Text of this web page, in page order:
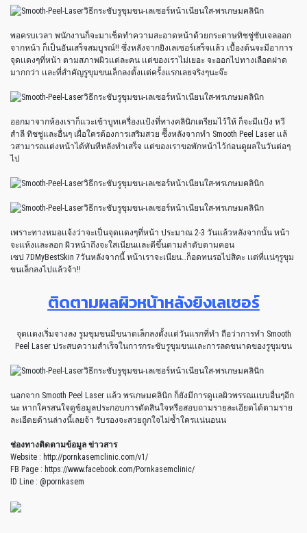
พอครบเวลา พนักงานก็จะมาเช็ดทำความสะอาดหน้าด้วยกระดาษทิชชู่ซับเจลออก
จากหน้า ก็เป็นอันเสร็จสมบูรณ์!! ซึ่งหลังจากยิงเลเซอร์เสร็จเเล้ว เบื้องต้นจะมีอาการ
จุดเเดงๆที่หน้า ตามสภาพผิวเเต่ละคน เเต่ของเราไม่เยอะ จะออกไปทางเลือดฝาด
มากกว่า เเละที่สำคัญรูขุมขนเล็กลงตั้งเเต่ครั้งเเรกเลยจริงๆนะจ๊ะ
ออกมาจากห้องเราก็เเวะเข้าบูทเครื่องเเป้งที่ทางคลินิกเตรียมไว้ให้ ก็จะมีเเป้ง หวี
สำลี ทิชชู่เเละอื่นๆ เผื่อใครต้องการเสริมสวย ซึีงหลังจากทำ Smooth Peel Laser เเล้
วสามารถเเต่งหน้าได้ทันทีหลังทำเสร็จ เเต่ของเราขอพักหน้าไว้ก่อนดูผลในวันต่อๆ
ไป
เพราะทางหมอเเจ้งว่าจะเป็นจุดเเดงๆที่หน้า ประมาณ 2-3 วันเเล้วหลังจากนั้น หน้า
จะเเห้งเเละลอก ผิวหน้าถึงจะใสเนียนเเละดีขึ้นตามลำดับตามคอน
เซป 7DMyBestSkin 7วันหลังจากนี้ หน้าเราจะเนียน…ก็อดทนรอไปสิคะ เเต่ที่เเน่ๆรูขุม
ขนเล็กลงไปเเล้วจ้า!!
ติดตามผลผิวหน้าหลังยิงเลเซอร์
จุดเเดงเริ่มจางลง รูมขุมขนมีขนาดเล็กลงตั้งเเต่วันเเรกที่ทำ ถือว่าการทำ Smooth
Peel Laser ประสบความสำเร็จในการกระชับรูขุมขนเเละการลดขนาดของรูขุมขน
นอกจาก Smooth Peel Laser เเล้ว พรเกษมคลินิก ก็ยังมีการดูเเลผิวพรรณเเบบอื่นๆอีก
นะ หากใครสนใจดูข้อมูลประกอบการตัดสินใจหรือสอบถามรายละเอียดได้ตามราย
ละเอีดยด้านล่างนี้เลยจ้า รับรองจะสวยถูกใจไม่ซ้ำใครเเน่นอนน
ช่องทางติดตามข้อมูล ข่าวสาร
Website : http://pornkasemclinic.com/v1/
FB Page : https://www.facebook.com/Pornkasemclinic/
ID Line : @pornkasem